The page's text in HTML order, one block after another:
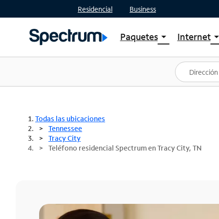
Residencial Business
Paquetesarrow_drop_down
Ver paquetes
Spectrum One
Mejores ofertas
Internetarrow_drop_down
Planes
Todas las ubicaciones
Tennessee
Tracy City
Teléfono residencial Spectrum en Tracy City, TN